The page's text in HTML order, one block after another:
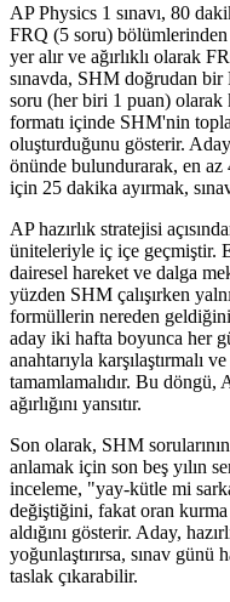
AP Physics 1 sınavı, 80
FRQ (5 soru)
yer alır ve ağırlıklı olarak
sınavda, SHM doğrudan
soru (her biri 1 puan) olarak
formatı içinde SHM'nin
oluşturduğunu gösterir.
önünde bulundurarak, en
için 25 dakika ayırmak,
AP hazırlık stratejisi
üniteleriyle iç içe geçmiştir.
dairesel hareket ve dalga
yüzden SHM çalışırken
formüllerin nereden
aday iki hafta boyunca her
anahtarıyla karşılaştırmalı
tamamlamalıdır. Bu
ağırlığını yansıtır.
Son olarak, SHM
anlamak için son beş yılın
inceleme, "yay-kütle mi
değiştiğini, fakat oran kurma
aldığını gösterir. Aday,
yoğunlaştırırsa, sınav
taslak çıkarabilir.